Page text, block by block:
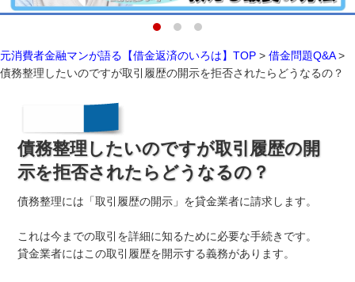
元消費者金融マンが語る【借金返済のいろは】TOP > 借金問題Q&A>
債務整理したいのですが取引履歴の開示を拒否されたらどうなるの？
債務整理したいのですが取引履歴の開
示を拒否されたらどうなるの？
債務整理には「取引履歴の開示」を貸金業者に請求します。
これは今までの取引を詳細に知るために必要な手続きです。
貸金業者にはこの取引履歴を開示する義務があります。